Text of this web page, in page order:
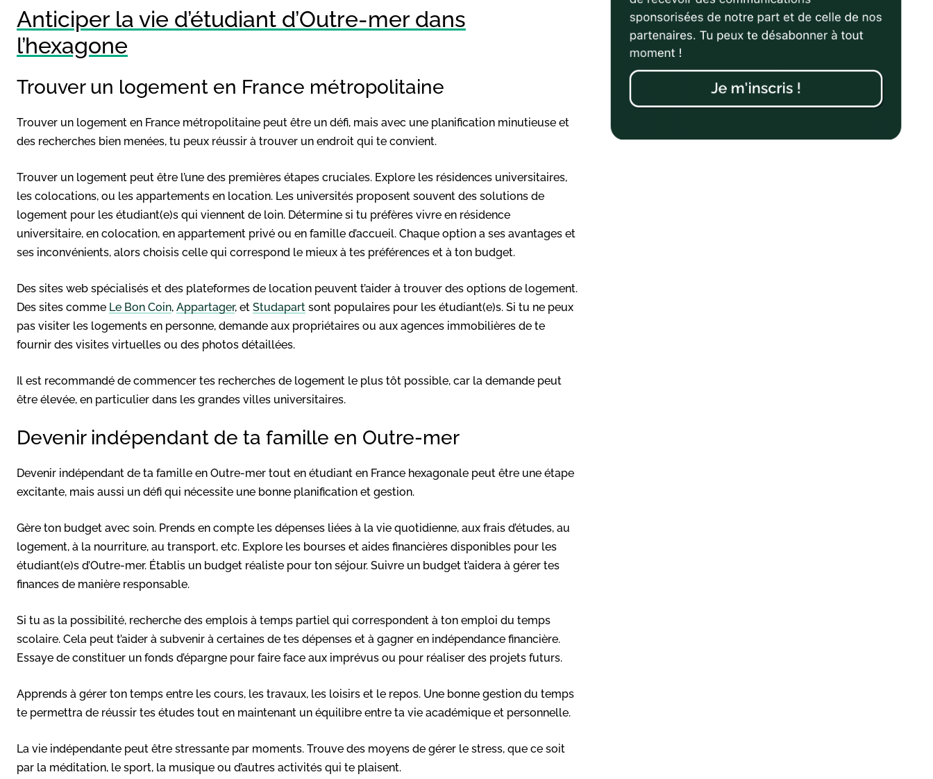
Anticiper la vie d’étudiant d’Outre-mer dans
l’hexagone
Trouver un logement en France métropolitaine
Trouver un logement en France métropolitaine peut être un défi, mais avec une planification minutieuse et
des recherches bien menées, tu peux réussir à trouver un endroit qui te convient.
Trouver un logement peut être l’une des premières étapes cruciales. Explore les résidences universitaires,
les colocations, ou les appartements en location. Les universités proposent souvent des solutions de
logement pour les étudiant(e)s qui viennent de loin. Détermine si tu préfères vivre en résidence
universitaire, en colocation, en appartement privé ou en famille d’accueil. Chaque option a ses avantages et
ses inconvénients, alors choisis celle qui correspond le mieux à tes préférences et à ton budget.
Des sites web spécialisés et des plateformes de location peuvent t’aider à trouver des options de logement.
Des sites comme Le Bon Coin, Appartager, et Studapart sont populaires pour les étudiant(e)s. Si tu ne peux
pas visiter les logements en personne, demande aux propriétaires ou aux agences immobilières de te
fournir des visites virtuelles ou des photos détaillées.
Il est recommandé de commencer tes recherches de logement le plus tôt possible, car la demande peut
être élevée, en particulier dans les grandes villes universitaires.
Devenir indépendant de ta famille en Outre-mer
Devenir indépendant de ta famille en Outre-mer tout en étudiant en France hexagonale peut être une étape
excitante, mais aussi un défi qui nécessite une bonne planification et gestion.
Gère ton budget avec soin. Prends en compte les dépenses liées à la vie quotidienne, aux frais d’études, au
logement, à la nourriture, au transport, etc. Explore les bourses et aides financières disponibles pour les
étudiant(e)s d’Outre-mer. Établis un budget réaliste pour ton séjour. Suivre un budget t’aidera à gérer tes
finances de manière responsable.
Si tu as la possibilité, recherche des emplois à temps partiel qui correspondent à ton emploi du temps
scolaire. Cela peut t’aider à subvenir à certaines de tes dépenses et à gagner en indépendance financière.
Essaye de constituer un fonds d’épargne pour faire face aux imprévus ou pour réaliser des projets futurs.
Apprends à gérer ton temps entre les cours, les travaux, les loisirs et le repos. Une bonne gestion du temps
te permettra de réussir tes études tout en maintenant un équilibre entre ta vie académique et personnelle.
La vie indépendante peut être stressante par moments. Trouve des moyens de gérer le stress, que ce soit
par la méditation, le sport, la musique ou d’autres activités qui te plaisent.